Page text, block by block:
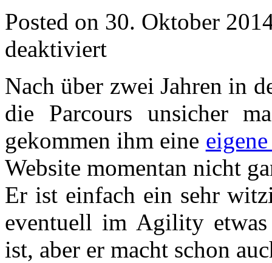
Posted on 30. Oktober
deaktiviert
haben
ihre
Seite
Nach über zwei Jahren in
die Parcours unsicher
gekommen ihm eine
Website momentan nicht
Er ist einfach ein sehr
eventuell im Agility
ist, aber er macht schon